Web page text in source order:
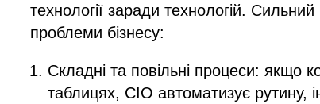
технології заради технологій.
проблеми бізнесу:
Складні та повільні процеси: якщо
таблицях, CIO автоматизує рутину,